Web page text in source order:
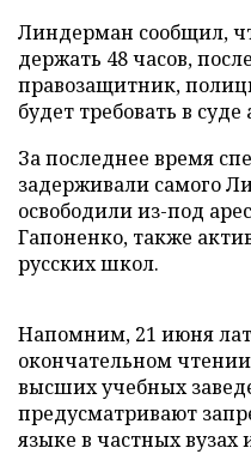
Линдерман сообщил,
держать 48 часов,
правозащитник,
будет требовать в
За последнее время
задерживали самого
освободили из-под
Гапоненко, также
русских школ.
Напомним, 21 июня
окончательном
высших учебных
предусматривают
языке в частных вузах